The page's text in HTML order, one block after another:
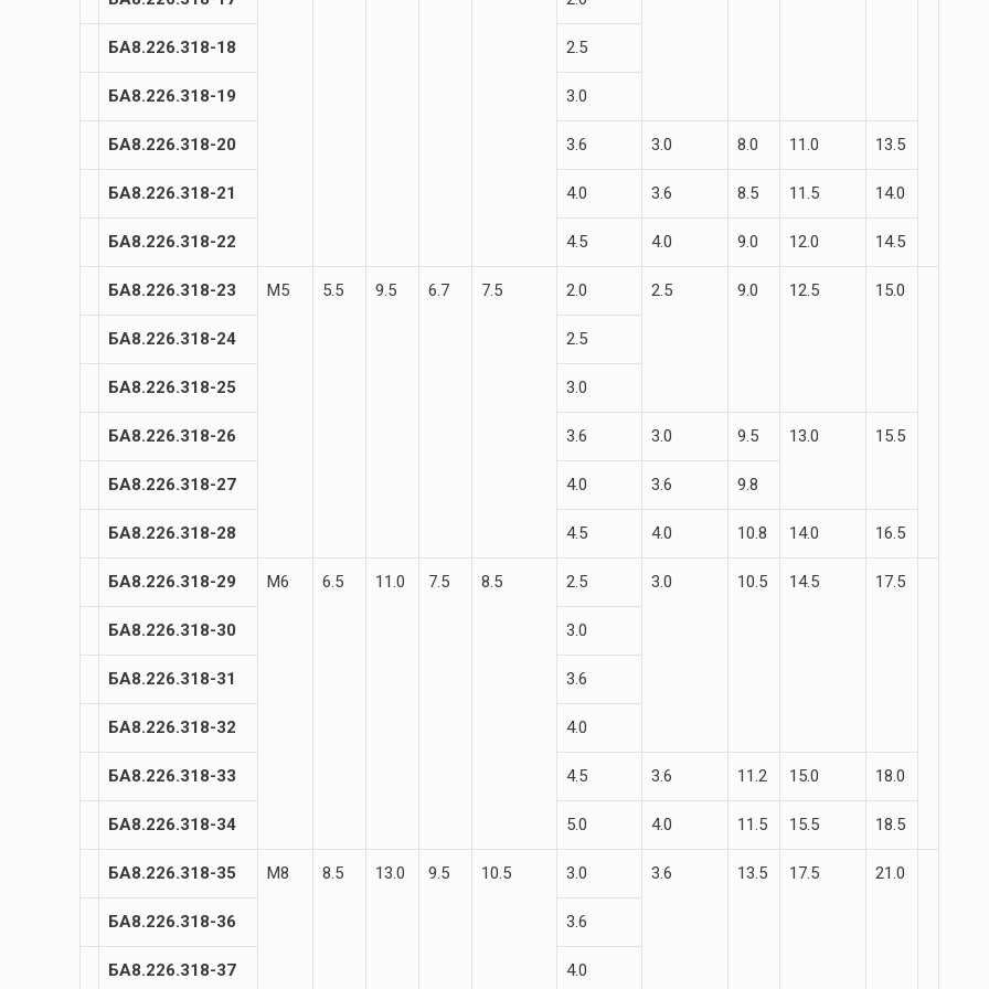
БА8.226.318-18 2.5
БА8.226.318-19 3.0
БА8.226.318-20 3.6 3.0 8.0 11.0 13.5
БА8.226.318-21 4.0 3.6 8.5 11.5 14.0
БА8.226.318-22 4.5 4.0 9.0 12.0 14.5
БА8.226.318-23 М5 5.5 9.5 6.7 7.5 2.0 2.5 9.0 12.5 15.0
БА8.226.318-24 2.5
БА8.226.318-25 3.0
БА8.226.318-26 3.6 3.0 9.5 13.0 15.5
БА8.226.318-27 4.0 3.6 9.8
БА8.226.318-28 4.5 4.0 10.8 14.0 16.5
БА8.226.318-29 М6 6.5 11.0 7.5 8.5 2.5 3.0 10.5 14.5 17.5
БА8.226.318-30 3.0
БА8.226.318-31 3.6
БА8.226.318-32 4.0
БА8.226.318-33 4.5 3.6 11.2 15.0 18.0
БА8.226.318-34 5.0 4.0 11.5 15.5 18.5
БА8.226.318-35 М8 8.5 13.0 9.5 10.5 3.0 3.6 13.5 17.5 21.0
БА8.226.318-36 3.6
БА8.226.318-37 4.0